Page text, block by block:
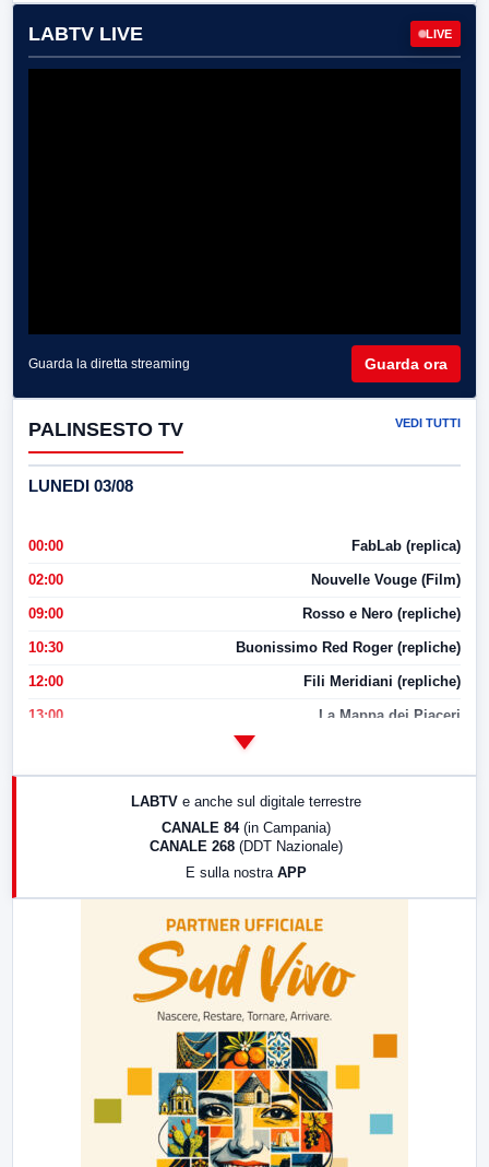
LABTV LIVE LIVE
Guarda la diretta streaming Guarda ora
PALINSESTO TV VEDI TUTTI
LUNEDI 03/08
00:00 FabLab (replica)
02:00 Nouvelle Vouge (Film)
09:00 Rosso e Nero (repliche)
10:30 Buonissimo Red Roger (repliche)
12:00 Fili Meridiani (repliche)
13:00 La Mappa dei Piaceri
LABTV e anche sul digitale terrestre
CANALE 84 (in Campania)
CANALE 268 (DDT Nazionale)
E sulla nostra APP